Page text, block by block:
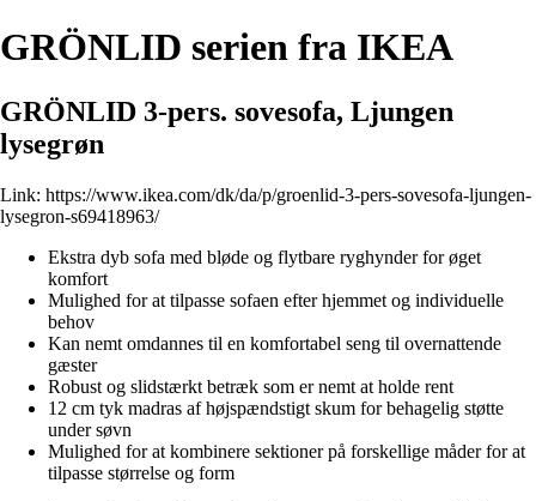
GRÖNLID serien fra IKEA
GRÖNLID 3-pers. sovesofa, Ljungen
lysegrøn
Link: https://www.ikea.com/dk/da/p/groenlid-3-pers-sovesofa-ljungen-
lysegron-s69418963/
Ekstra dyb sofa med bløde og flytbare ryghynder for øget
komfort
Mulighed for at tilpasse sofaen efter hjemmet og individuelle
behov
Kan nemt omdannes til en komfortabel seng til overnattende
gæster
Robust og slidstærkt betræk som er nemt at holde rent
12 cm tyk madras af højspændstigt skum for behagelig støtte
under søvn
Mulighed for at kombinere sektioner på forskellige måder for at
tilpasse størrelse og form